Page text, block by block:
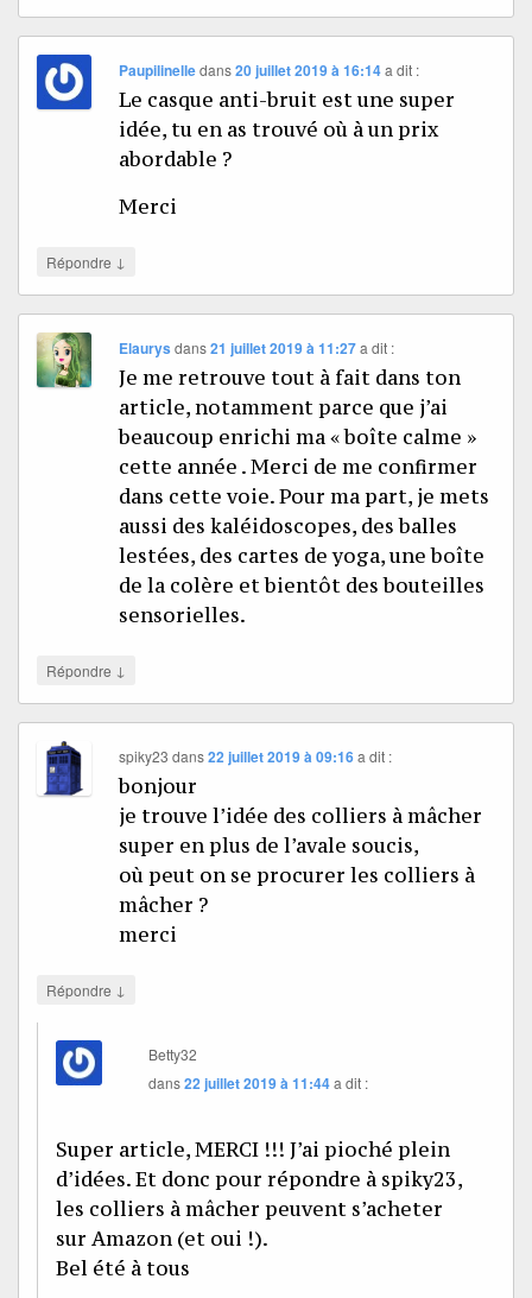
Paupilinelledans20 juillet 2019 à 16:14 a dit :
Le casque anti-bruit est une super
idée, tu en as trouvé où à un prix
abordable ?
Merci
Répondre ↓
Elaurys dans21 juillet 2019 à 11:27 a dit :
Je me retrouve tout à fait dans ton
article, notamment parce que j’ai
beaucoup enrichi ma « boîte calme »
cette année . Merci de me confirmer
dans cette voie. Pour ma part, je mets
aussi des kaléidoscopes, des balles
lestées, des cartes de yoga, une boîte
de la colère et bientôt des bouteilles
sensorielles.
Répondre ↓
spiky23 dans22 juillet 2019 à 09:16 a dit :
bonjour
je trouve l’idée des colliers à mâcher
super en plus de l’avale soucis,
où peut on se procurer les colliers à
mâcher ?
merci
Répondre ↓
Betty32
dans22 juillet 2019 à 11:44a dit :
Super article, MERCI !!! J’ai pioché plein
d’idées. Et donc pour répondre à spiky23,
les colliers à mâcher peuvent s’acheter
sur Amazon (et oui !).
Bel été à tous